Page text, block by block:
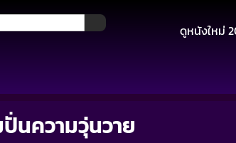
ดูหนังใหม่
นความวุ่นวาย